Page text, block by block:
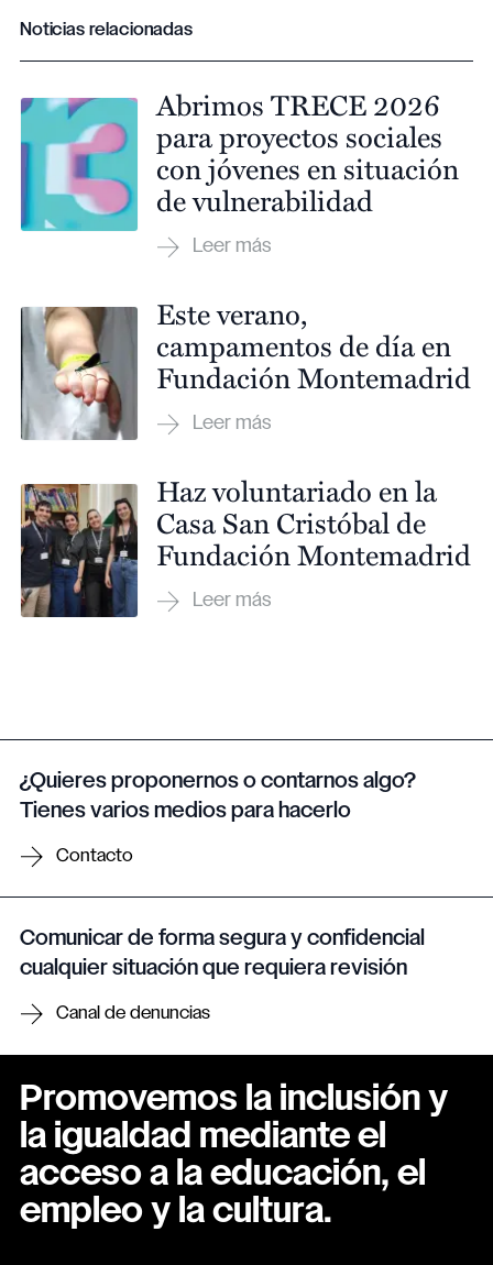
Noticias relacionadas
Abrimos TRECE 2026
para proyectos sociales
con jóvenes en situación
de vulnerabilidad
Este verano,
campamentos de día en
Fundación Montemadrid
Haz voluntariado en la
Casa San Cristóbal de
Fundación Montemadrid
¿Quieres proponernos o contarnos algo?
Tienes varios medios para hacerlo
Contacto
Comunicar de forma segura y confidencial
cualquier situación que requiera revisión
Canal de denuncias
Promovemos la inclusión y
la igualdad mediante el
acceso a la educación, el
empleo y la cultura.